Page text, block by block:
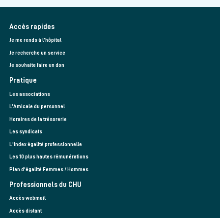
Accès rapides
Je me rends à l'hôpital
Je recherche un service
Je souhaite faire un don
Pratique
Les associations
L’Amicale du personnel
Horaires de la trésorerie
Les syndicats
L'index égalité professionnelle
Les 10 plus hautes rémunérations
Plan d'égalité Femmes / Hommes
Professionnels du CHU
Accès webmail
Accès distant